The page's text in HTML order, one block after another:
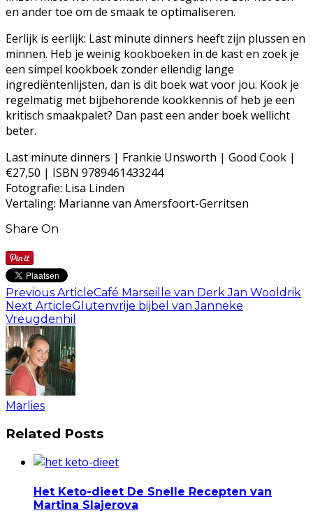
en ander toe om de smaak te optimaliseren.
Eerlijk is eerlijk: Last minute dinners heeft zijn plussen en
minnen. Heb je weinig kookboeken in de kast en zoek je
een simpel kookboek zonder ellendig lange
ingrediëntenlijsten, dan is dit boek wat voor jou. Kook je
regelmatig met bijbehorende kookkennis of heb je een
kritisch smaakpalet? Dan past een ander boek wellicht
beter.
Last minute dinners | Frankie Unsworth | Good Cook |
€27,50 | ISBN 9789461433244
Fotografie: Lisa Linden
Vertaling: Marianne van Amersfoort-Gerritsen
Share On
Previous ArticleCafé Marseille van Derk Jan Wooldrik
Next ArticleGlutenvrije bijbel van Janneke
Vreugdenhil
Marlies
Related Posts
Het Keto-dieet De Snelle Recepten van
Martina Slajerova